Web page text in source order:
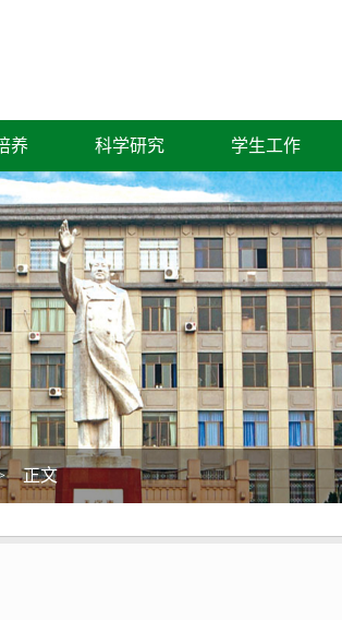
养 科学研究 学生工作
正文